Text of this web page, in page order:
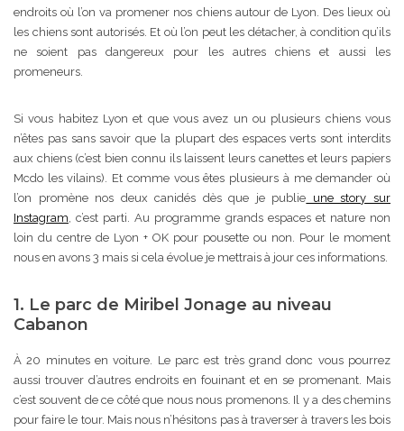
endroits où l’on va promener nos chiens autour de Lyon. Des lieux où
les chiens sont autorisés. Et où l’on peut les détacher, à condition qu’ils
ne soient pas dangereux pour les autres chiens et aussi les
promeneurs.
Si vous habitez Lyon et que vous avez un ou plusieurs chiens vous
n’êtes pas sans savoir que la plupart des espaces verts sont interdits
aux chiens (c’est bien connu ils laissent leurs canettes et leurs papiers
Mcdo les vilains). Et comme vous êtes plusieurs à me demander où
l’on promène nos deux canidés dès que je publie une story sur
Instagram , c’est parti. Au programme grands espaces et nature non
loin du centre de Lyon + OK pour pousette ou non. Pour le moment
nous en avons 3 mais si cela évolue je mettrais à jour ces informations.
1. Le parc de Miribel Jonage au niveau
Cabanon
À 20 minutes en voiture. Le parc est très grand donc vous pourrez
aussi trouver d’autres endroits en fouinant et en se promenant. Mais
c’est souvent de ce côté que nous nous promenons. Il y a des chemins
pour faire le tour. Mais nous n’hésitons pas à traverser à travers les bois